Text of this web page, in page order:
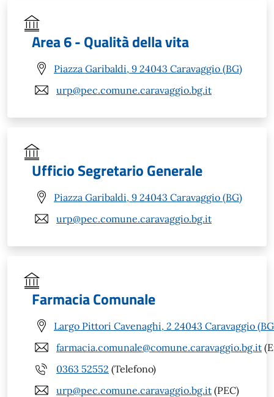
Area 6 - Qualità della vita
Piazza Garibaldi, 9 24043 Caravaggio (BG)
urp@pec.comune.caravaggio.bg.it
Ufficio Segretario Generale
Piazza Garibaldi, 9 24043 Caravaggio (BG)
urp@pec.comune.caravaggio.bg.it
Farmacia Comunale
Largo Pittori Cavenaghi, 2 24043 Caravaggio
farmacia.comunale@comune.caravaggio.bg.it
0363 52552 (Telefono)
urp@pec.comune.caravaggio.bg.it (PEC)